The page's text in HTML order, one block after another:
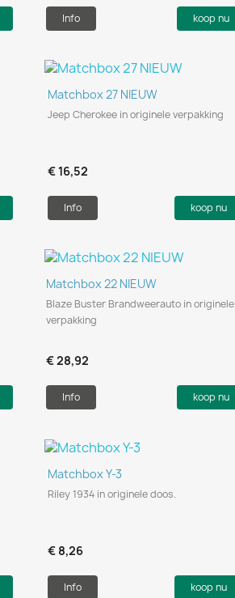
Info koop nu
Snel bekijken
Matchbox 27 NIEUW
Jeep Cherokee in originele verpakking
€ 16,52
Info koop nu
Snel bekijken
Matchbox 22 NIEUW
Blaze Buster Brandweerauto in originele
verpakking
€ 28,92
Info koop nu
Snel bekijken
Matchbox Y-3
Riley 1934 in originele doos.
€ 8,26
Info koop nu